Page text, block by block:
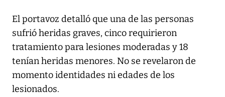
El portavoz detalló que una de las personas
sufrió heridas graves, cinco requirieron
tratamiento para lesiones moderadas y 18
tenían heridas menores. No se revelaron de
momento identidades ni edades de los
lesionados.